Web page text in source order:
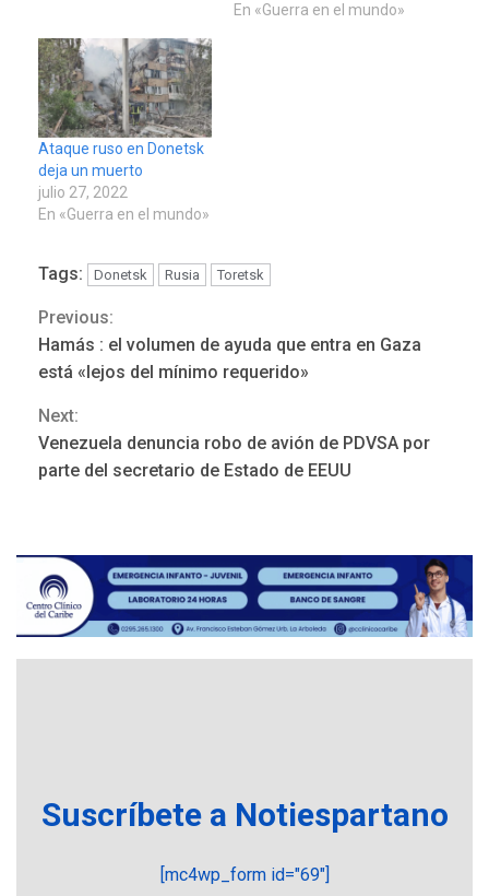
En «Guerra en el mundo»
Ataque ruso en Donetsk
deja un muerto
julio 27, 2022
En «Guerra en el mundo»
Tags: Donetsk Rusia Toretsk
Continue
Reading
Previous:
Hamás : el volumen de ayuda que entra en Gaza
está «lejos del mínimo requerido»
Next:
Venezuela denuncia robo de avión de PDVSA por
parte del secretario de Estado de EEUU
Suscríbete a Notiespartano
[mc4wp_form id="69"]
3
POLÍTICA
TITULARES
ÚLTIMA HORA
diálogo en Venezuela
4
nueva mesa de diálogo
INTERNACIONALES ÚLTIMA HORA
Trump vuelve intenta
nuevamente limitar